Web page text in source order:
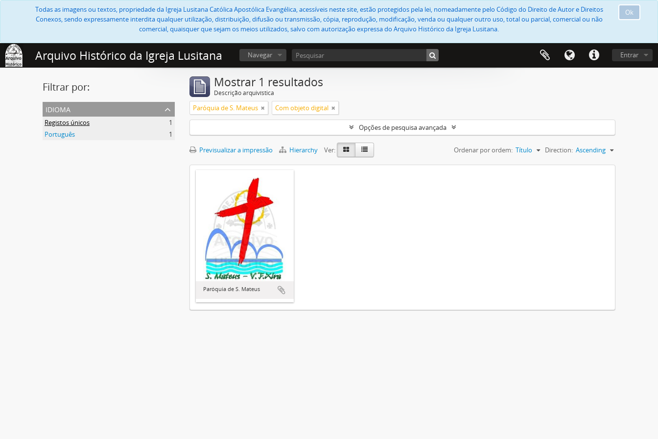
Ok
Todas as imagens ou textos, propriedade da Igreja Lusitana Católica Apostólica Evangélica, acessíveis neste site, estão protegidos pela lei, nomeadamente pelo Código do Direito de Autor e Direitos
Conexos, sendo expressamente interdita qualquer utilização, distribuição, difusão ou transmissão, cópia, reprodução, modificação, venda ou qualquer outro uso, total ou parcial, comercial ou não
comercial, quaisquer que sejam os meios utilizados, salvo com autorização expressa do Arquivo Histórico da Igreja Lusitana.
Arquivo Histórico da Igreja Lusitana Entrar
Navegar
Filtrar por:
idioma
Registos únicos
1
Português
1
Mostrar 1 resultados
Descrição arquivística
Paróquia de S. Mateus Com objeto digital
Opções de pesquisa avançada
Previsualizar a impressão Hierarchy Ver: Ordenar por ordem: Título Direction: Ascending
Paróquia de S. Mateus